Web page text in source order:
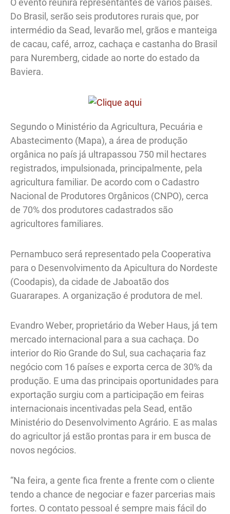
O evento reunirá representantes de vários países.
Do Brasil, serão seis produtores rurais que, por
intermédio da Sead, levarão mel, grãos e manteiga
de cacau, café, arroz, cachaça e castanha do Brasil
para Nuremberg, cidade ao norte do estado da
Baviera.
Segundo o Ministério da Agricultura, Pecuária e
Abastecimento (Mapa), a área de produção
orgânica no país já ultrapassou 750 mil hectares
registrados, impulsionada, principalmente, pela
agricultura familiar. De acordo com o Cadastro
Nacional de Produtores Orgânicos (CNPO), cerca
de 70% dos produtores cadastrados são
agricultores familiares.
Pernambuco será representado pela Cooperativa
para o Desenvolvimento da Apicultura do Nordeste
(Coodapis), da cidade de Jaboatão dos
Guararapes. A organização é produtora de mel.
Evandro Weber, proprietário da Weber Haus, já tem
mercado internacional para a sua cachaça. Do
interior do Rio Grande do Sul, sua cachaçaria faz
negócio com 16 países e exporta cerca de 30% da
produção. E uma das principais oportunidades para
exportação surgiu com a participação em feiras
internacionais incentivadas pela Sead, então
Ministério do Desenvolvimento Agrário. E as malas
do agricultor já estão prontas para ir em busca de
novos negócios.
“Na feira, a gente fica frente a frente com o cliente
tendo a chance de negociar e fazer parcerias mais
fortes. O contato pessoal é sempre mais fácil do